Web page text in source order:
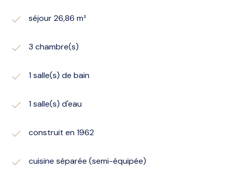
séjour 26,86 m²
3 chambre(s)
1 salle(s) de bain
1 salle(s) d'eau
construit en 1962
cuisine séparée (semi-équipée)